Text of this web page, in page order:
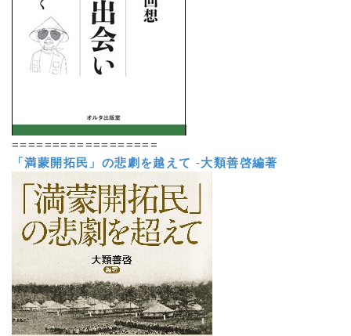
==================
「満蒙開拓民」の悲劇を越えて -大類善啓編著